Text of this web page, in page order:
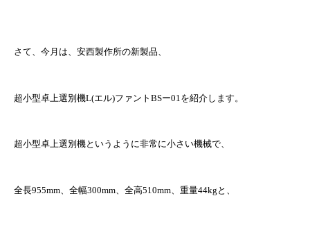
さて、今月は、安西製作所の新製品、
超小型卓上選別機L(エル)ファントBSー01を紹介します。
超小型卓上選別機というように非常に小さい機械で、
全長955mm、全幅300mm、全高510mm、重量44kgと、